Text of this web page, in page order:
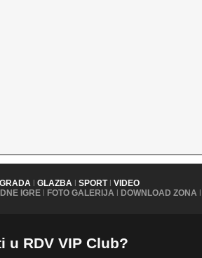
| GLAZBA | SPORT | VIDEO
IGRE | FOTO GALERIJA | DOWNLOAD ZONA |
u RDV VIP Club?